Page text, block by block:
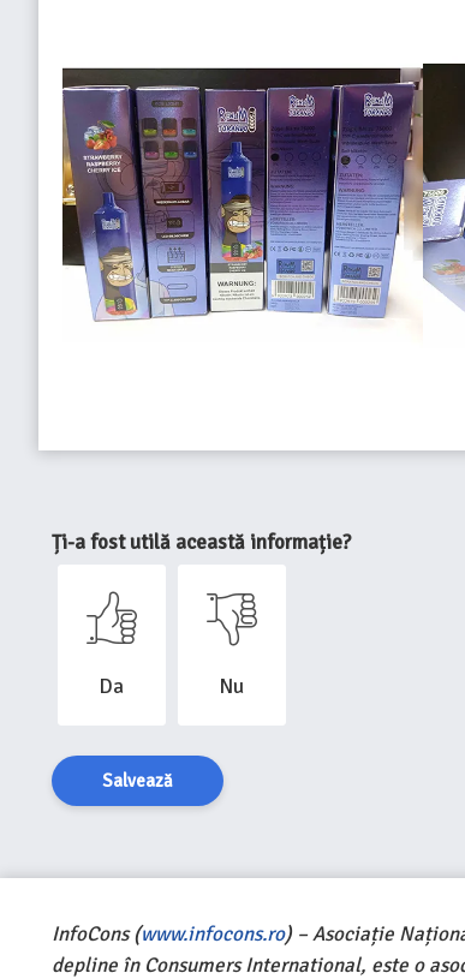
Ți-a fost utilă această informație?
Da Nu
Salvează
InfoCons (www.infocons.ro) – Asociație
depline în Consumers International, este o